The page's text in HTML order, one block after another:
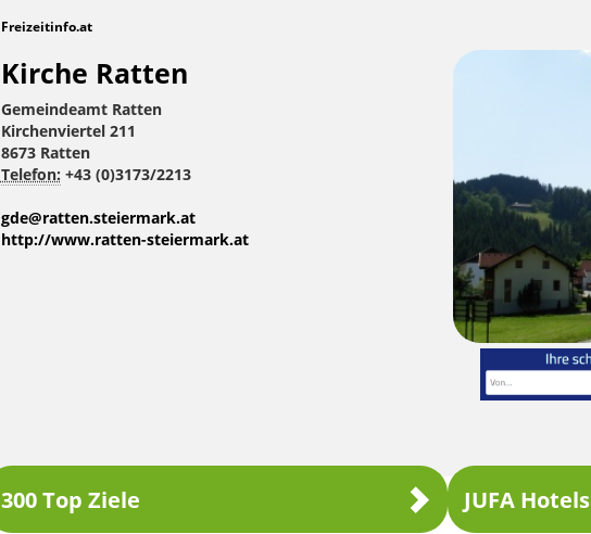
Freizeitinfo.at
Kirche Ratten
Gemeindeamt Ratten
Kirchenviertel 211
8673 Ratten
Telefon: +43 (0)3173/2213
gde@ratten.steiermark.at
http://www.ratten-steiermark.at
300 Top Ziele JUFA Hotels